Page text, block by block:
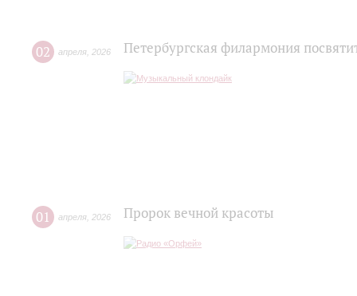
02 апреля 2026 Петербургская филармония
01 апреля 2026 Пророк вечной красоты